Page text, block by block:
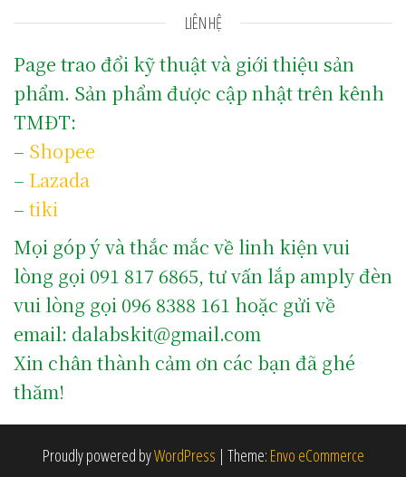
LIÊN HỆ
Page trao đổi kỹ thuật và giới thiệu sản
phẩm. Sản phẩm được cập nhật trên kênh
TMĐT:
– Shopee
– Lazada
– tiki
Mọi góp ý và thắc mắc về linh kiện vui
lòng gọi 091 817 6865, tư vấn lắp amply đèn
vui lòng gọi 096 8388 161 hoặc gửi về
email: dalabskit@gmail.com
Xin chân thành cảm ơn các bạn đã ghé
thăm!
Proudly powered byWordPress | Theme: Envo eCommerce